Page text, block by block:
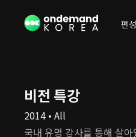
편
비전 특강
2014 • All
국내 유명 강사를 통해 살